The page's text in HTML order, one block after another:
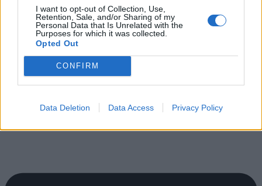
I want to opt-out of Collection, Use,
Retention, Sale, and/or Sharing of my
Personal Data that Is Unrelated with the
Purposes for which it was collected.
Opted Out
CONFIRM
Data Deletion Data Access Privacy Policy
Oké. Brandingelni lehet?